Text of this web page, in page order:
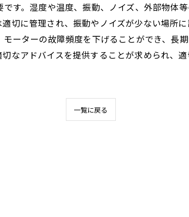
す。湿度や温度、振動、ノイズ、外部物体
切に管理され、振動やノイズが少ない場所
ーターの故障頻度を下げることができ、長
なアドバイスを提供することが求められ、
一覧に戻る